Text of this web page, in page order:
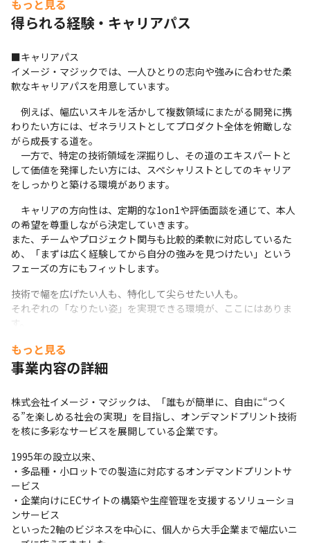
GitHub
Backlog
Slack
支給PC
Windows
もっと見る
得られる経験・キャリアパス
■キャリアパス
イメージ・マジックでは、一人ひとりの志向や強みに合わせた柔
軟なキャリアパスを用意しています。
例えば、幅広いスキルを活かして複数領域にまたがる開発に携
わりたい方には、ゼネラリストとしてプロダクト全体を俯瞰しな
がら成長する道を。
一方で、特定の技術領域を深掘りし、その道のエキスパートと
して価値を発揮したい方には、スペシャリストとしてのキャリア
をしっかりと築ける環境があります。
キャリアの方向性は、定期的な1on1や評価面談を通じて、本人
の希望を尊重しながら決定していきます。
また、チームやプロジェクト関与も比較的柔軟に対応しているた
め、「まずは広く経験してから自分の強みを見つけたい」という
フェーズの方にもフィットします。
技術で幅を広げたい人も、特化して尖らせたい人も。
それぞれの「なりたい姿」を実現できる環境が、ここにはありま
す。
■キャリアアップについて
マネジメントと開発のどちらも大切にしたい方にとって理想的な
キャリアパスもご用意しています。
プレイングマネージャーとして、チームのマネジメントやプロ
ジェクト推進に関わりながら、自らも手を動かして開発に携わる
ことが可能です。
い」という方にぴったりのポジションです。
また、現場に深く関わっているからこそ、チームの課題やユー
ザー視点を踏まえた判断力も養われ、より説得力のあるマネジメ
ントスキルが身につきます。
もっと見る
事業内容の詳細
株式会社イメージ・マジックは、「誰もが簡単に、自由に“つく
る”を楽しめる社会の実現」を目指し、オンデマンドプリント技術
を核に多彩なサービスを展開している企業です。
1995年の設立以来、
・多品種・小ロットでの製造に対応するオンデマンドプリントサ
ービス
・企業向けにECサイトの構築や生産管理を支援するソリューショ
ンサービス
といった2軸のビジネスを中心に、個人から大手企業まで幅広いニ